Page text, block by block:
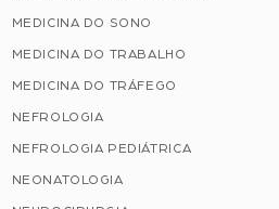
MEDICINA DO SONO
MEDICINA DO TRABALHO
MEDICINA DO TRÁFEGO
NEFROLOGIA
NEFROLOGIA PEDIÁTRICA
NEONATOLOGIA